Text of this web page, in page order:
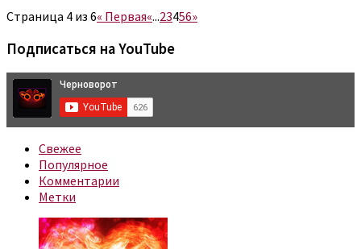
Страница 4 из 6« Первая«...23456»
Подписаться на YouTube
Свежее
Популярное
Комментарии
Метки